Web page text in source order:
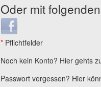
Oder mit
Login with Facebook
* Pflichtfelder
Noch kein Konto? Hier gehts
Passwort vergessen? Hier